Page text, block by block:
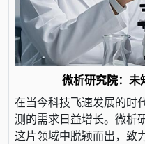
微析研究院：未
在当今科技飞速发展的时
测的需求日益增长。微析
这片领域中脱颖而出，致